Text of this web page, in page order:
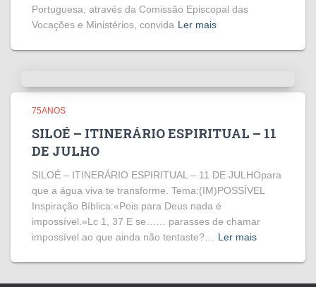
Portuguesa, através da Comissão Episcopal das
Vocações e Ministérios, convida Ler mais
75ANOS
SILOÉ – ITINERÁRIO ESPIRITUAL – 11
DE JULHO
SILOÉ – ITINERÁRIO ESPIRITUAL – 11 DE JULHOpara
que a água viva te transforme. Tema:(IM)POSSÍVEL
Inspiração Bíblica:«Pois para Deus nada é
impossível.»Lc 1, 37 E se…… parasses de chamar
impossível ao que ainda não tentaste?…
Ler mais